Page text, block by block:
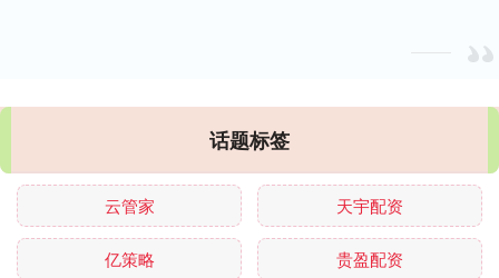
话题标签
云管家 天宇配资
亿策略 贵盈配资